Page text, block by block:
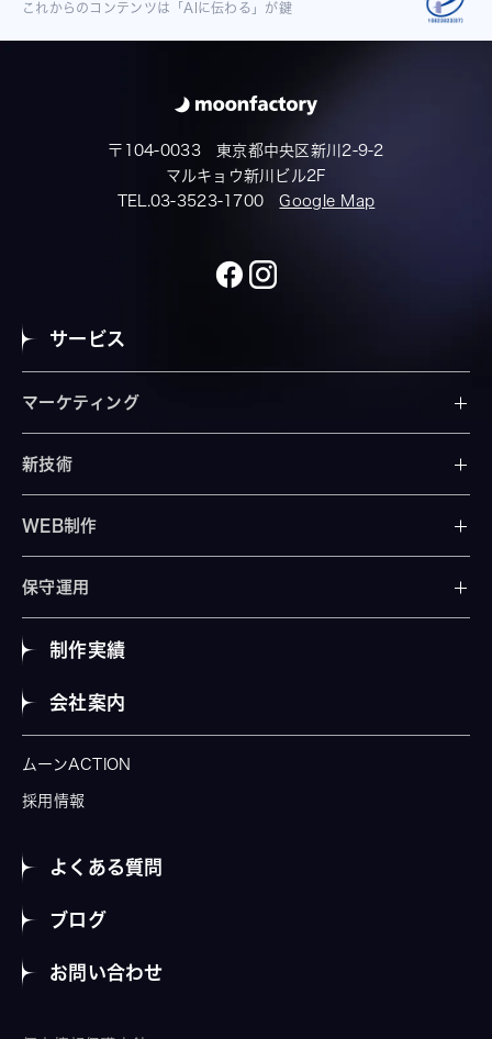
これからのコンテンツは「AIに伝わる」が鍵
〒104-0033 東京都中央区新川2-9-2
マルキョウ新川ビル2F
TEL.03-3523-1700Google Map
サービス
マーケティング
新技術
WEB制作
保守運用
制作実績
会社案内
ムーンACTION
採用情報
よくある質問
ブログ
お問い合わせ